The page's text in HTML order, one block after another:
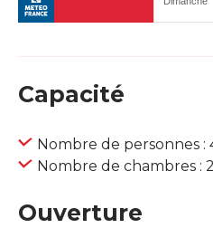
Capacité
Nombre de personnes :
Nombre de chambres : 2
Ouverture